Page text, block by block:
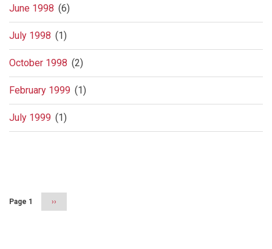
June 1998 (6)
July 1998 (1)
October 1998 (2)
February 1999 (1)
July 1999 (1)
Page 1
Next
page
››